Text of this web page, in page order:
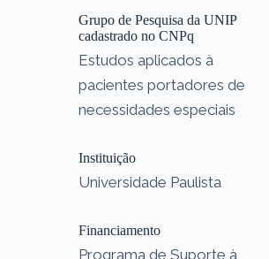
Grupo de Pesquisa da UNIP
cadastrado no CNPq
Estudos aplicados à
pacientes portadores de
necessidades especiais
Instituição
Universidade Paulista
Financiamento
Programa de Suporte à